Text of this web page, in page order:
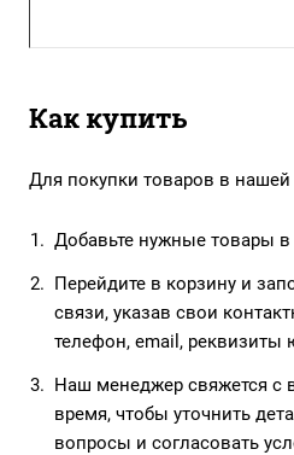
Как купить
Для покупки товаров в
Добавьте нужные товары в
Перейдите в корзину и
связи, указав свои
телефон, email, реквизиты
Наш менеджер свяжется с
время, чтобы уточнить
вопросы и согласовать